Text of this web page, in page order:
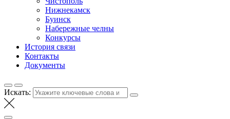
Нижнекамск
Буинск
Набережные челны
Конкурсы
История связи
Контакты
Документы
Искать: